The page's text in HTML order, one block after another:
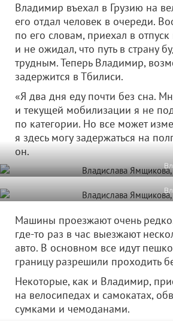
Владимир въехал в Грузию на
его отдал человек в очереди.
по его словам, приехал в
и не ожидал, что путь в страну
трудным. Теперь Владимир,
задержится в Тбилиси.
«Я два дня еду почти без сна.
и текущей мобилизации я не
по категории. Но все может
я здесь могу задержаться на
он.
Машины проезжают очень
где-то раз в час выезжают
авто. В основном все идут
границу разрешили проходить
Некоторые, как и Владимир,
на велосипедах и самокатах,
сумками и чемоданами.